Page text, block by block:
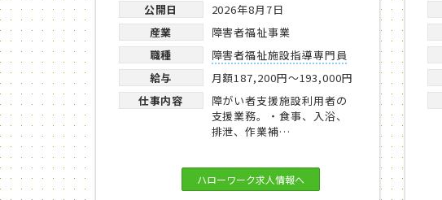
公開日
2026年8月7日
産業
障害者福祉事業
職種
障害者福祉施設指導専門員
給与
月額187,200円～193,000円
仕事内容
障がい者支援施設利用者の
支援業務。・食事、入浴、
排泄、作業補…
ハローワーク求人情報へ